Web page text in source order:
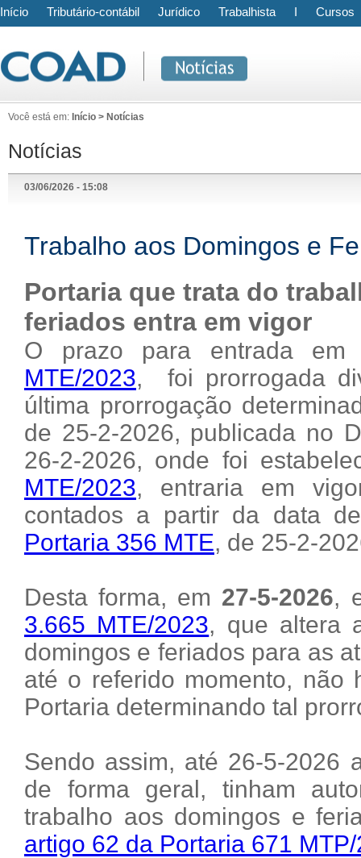
Início Tributário-contábil Jurídico Trabalhista I Cursos
Você está em: Início > Notícias
Notícias
03/06/2026 - 15:08
Trabalho aos Domingos e
Portaria que trata do
feriados entra em vigor
O prazo para entrada
MTE/2023, foi prorrogada
última prorrogação
de 25-2-2026, publicada no
26-2-2026, onde foi
MTE/2023, entraria em
contados a partir da data
Portaria 356 MTE, de 25-2-
Desta forma, em 27-5-2026,
3.665 MTE/2023, que altera
domingos e feriados para as
até o referido momento, não
Portaria determinando tal
Sendo assim, até 26-5-2026
de forma geral, tinham
trabalho aos domingos e
artigo 62 da Portaria 671